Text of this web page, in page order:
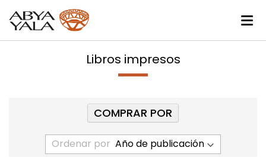
Libros impresos
Ordenar por
COMPRAR POR